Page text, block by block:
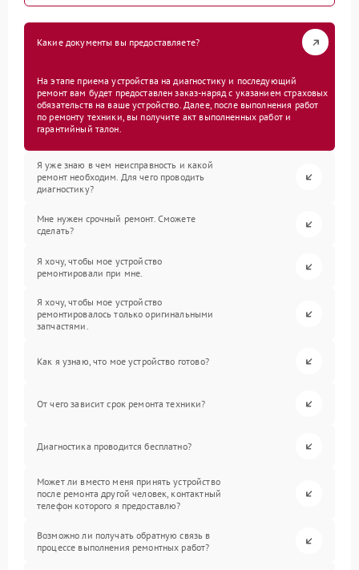
Какие документы вы предоставляете?
На этапе приема устройства на диагностику и последующий
ремонт вам будет предоставлен заказ-наряд с указанием страховых
обязательств на ваше устройство. Далее, после выполнения работ
по ремонту техники, вы получите акт выполненных работ и
гарантийный талон.
Я уже знаю в чем неисправность и какой
ремонт необходим. Для чего проводить
диагностику?
Мне нужен срочный ремонт. Сможете
сделать?
Я хочу, чтобы мое устройство
ремонтировали при мне.
Я хочу, чтобы мое устройство
ремонтировалось только оригинальными
запчастями.
Как я узнаю, что мое устройство готово?
От чего зависит срок ремонта техники?
Диагностика проводится бесплатно?
Может ли вместо меня принять устройство
после ремонта другой человек, контактный
телефон которого я предоставлю?
Возможно ли получать обратную связь в
процессе выполнения ремонтных работ?